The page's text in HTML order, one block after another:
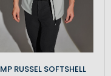
MP RUSSEL SOFTSHELL